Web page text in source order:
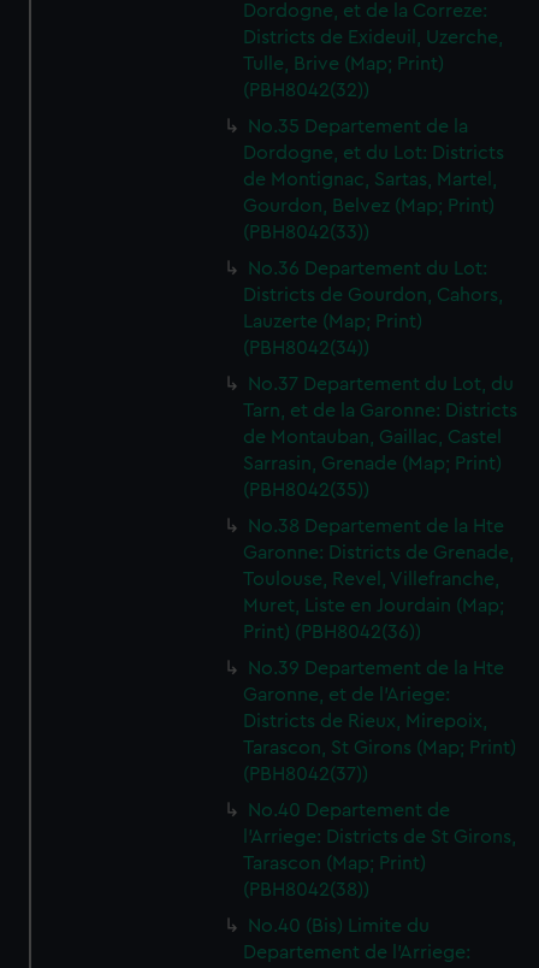
Dordogne, et de la Correze:
Districts de Exideuil, Uzerche,
Tulle, Brive (Map; Print)
(PBH8042(32))
No.35 Departement de la
Dordogne, et du Lot: Districts
de Montignac, Sartas, Martel,
Gourdon, Belvez (Map; Print)
(PBH8042(33))
No.36 Departement du Lot:
Districts de Gourdon, Cahors,
Lauzerte (Map; Print)
(PBH8042(34))
No.37 Departement du Lot, du
Tarn, et de la Garonne: Districts
de Montauban, Gaillac, Castel
Sarrasin, Grenade (Map; Print)
(PBH8042(35))
No.38 Departement de la Hte
Garonne: Districts de Grenade,
Toulouse, Revel, Villefranche,
Muret, Liste en Jourdain (Map;
Print) (PBH8042(36))
No.39 Departement de la Hte
Garonne, et de l'Ariege:
Districts de Rieux, Mirepoix,
Tarascon, St Girons (Map; Print)
(PBH8042(37))
No.40 Departement de
l'Arriege: Districts de St Girons,
Tarascon (Map; Print)
(PBH8042(38))
No.40 (Bis) Limite du
Departement de l'Arriege: